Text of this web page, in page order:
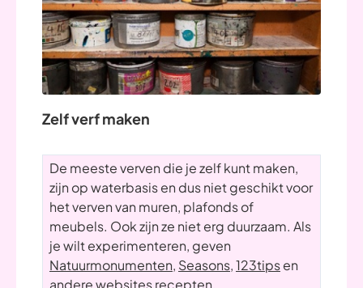
Zelf verf maken
De meeste verven die je zelf kunt maken,
zijn op waterbasis en dus niet geschikt voor
het verven van muren, plafonds of
meubels. Ook zijn ze niet erg duurzaam. Als
je wilt experimenteren, geven
Natuurmonumenten, Seasons,123tipsen